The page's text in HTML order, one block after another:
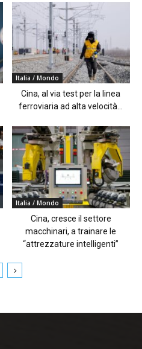
Italia / Mondo
Cina, al via test per la linea
ferroviaria ad alta velocità...
Italia / Mondo
Cina, cresce il settore
macchinari, a trainare le
“attrezzature intelligenti”